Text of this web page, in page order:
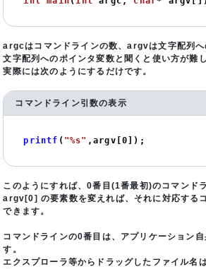
argcはコマンドラインの数、argvは文字配列へ
文字配列へのポインタ変数と聞くと使い方が難
実際には次のようにするだけです。
コマンドライン引数の表示
printf ( "%s" ,argv[ 0 ]);
このようにすれば、0番目(1番最初)のコマンド
argv[0] の要素数を変えれば、それに対応する
できます。
コマンドラインの0番目は、アプリケーション
す。
エクスプローラ等からドラッグしたファイル名